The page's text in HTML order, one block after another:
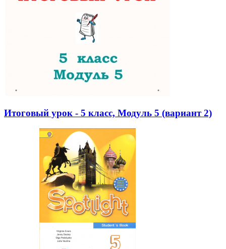
Итоговый урок - 5 класс, Модуль 5 (вариант 2)